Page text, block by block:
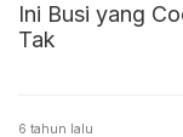
Ini Busi yang
Tak
6 tahun lalu